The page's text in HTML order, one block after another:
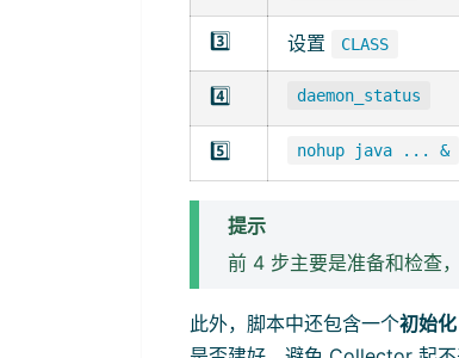
3️⃣ 设置 CLASS
4️⃣ daemon_status
5️⃣ nohup java ... &
提示
前 4 步主要是准备和检查
此外，脚本中还包含一个初始